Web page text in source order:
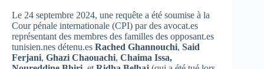
Le 24 septembre 2024, une requête a été soumise à la
Cour pénale internationale (CPI) par des avocat.es
représentant des membres des familles des opposant.es
tunisien.nes détenu.es Rached Ghannouchi, Said
Ferjani, Ghazi Chaouachi, Chaima Issa,